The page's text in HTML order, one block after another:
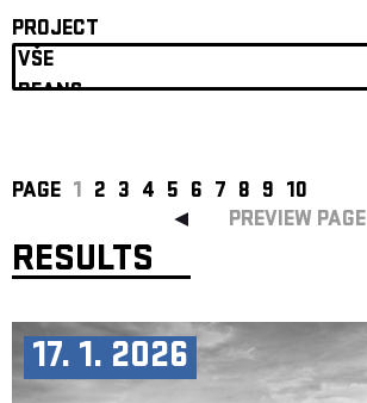
PROJECT
PAGE 1 2 3 4 5 6 7 8 9 10
PREVIEW PAGE
RESULTS
17. 1. 2026